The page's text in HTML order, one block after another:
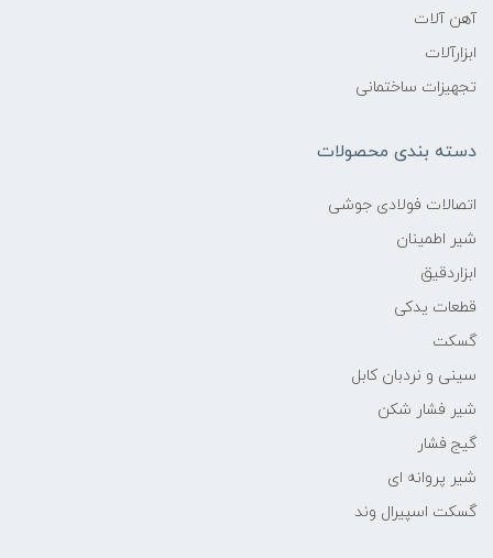
آهن آلات
ابزارآلات
تجهیزات ساختمانی
دسته بندی محصولات
اتصالات فولادی جوشی
شیر اطمینان
ابزاردقیق
قطعات یدکی
گسکت
سینی و نردبان کابل
شیر فشار شکن
گیج فشار
شیر پروانه ای
گسکت اسپیرال وند